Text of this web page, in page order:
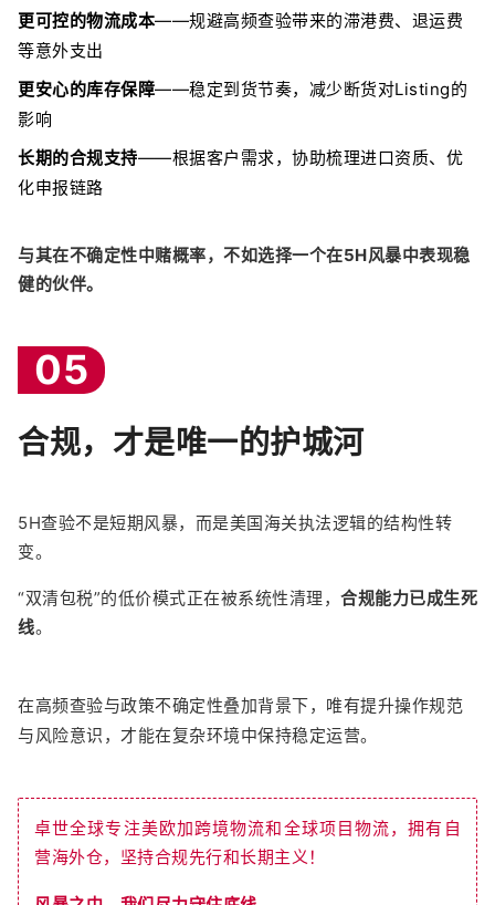
更可控的物流成本——规避高频查验带来的滞港费、退运费
等意外支出
更安心的库存保障——稳定到货节奏，减少断货对Listing的
影响
长期的合规支持——根据客户需求，协助梳理进口资质、优
化申报链路
与其在不确定性中赌概率，不如选择一个在5H风暴中表现稳
健的伙伴。
05
合规，才是唯一的护城河
5H查验不是短期风暴，而是美国海关执法逻辑的结构性转
变。
“双清包税”的低价模式正在被系统性清理， 合规能力已成生死
线。
在高频查验与政策不确定性叠加背景下，唯有提升操作规范
与风险意识，才能在复杂环境中保持稳定运营。
卓世全球专注美欧加跨境物流和全球项目物流，拥有自
营海外仓，坚持合规先行和长期主义！